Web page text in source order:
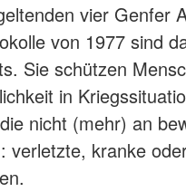
vier Genfer
von 1977 sind
Sie schützen
in
nicht (mehr) an
verletzte, kranke